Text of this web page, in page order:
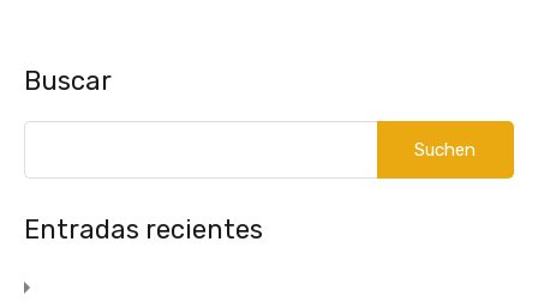
Buscar
nach:
Entradas recientes